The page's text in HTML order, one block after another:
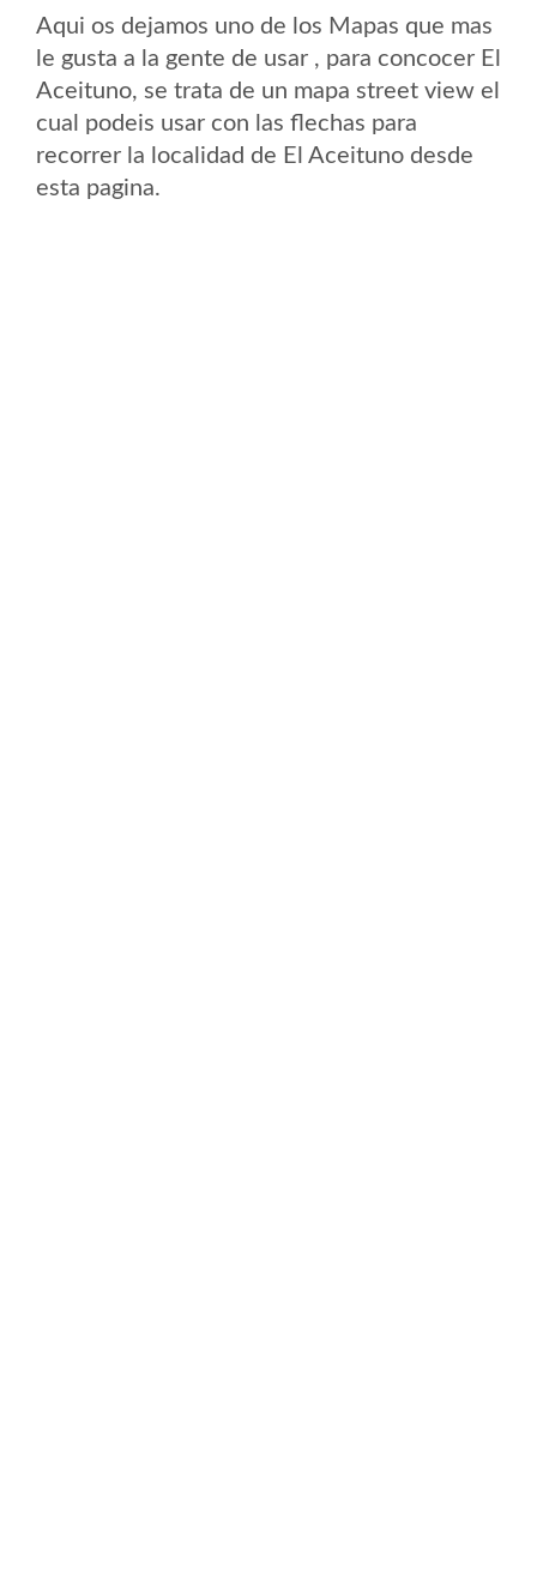
Aqui os dejamos uno de los Mapas que mas
le gusta a la gente de usar , para concocer El
Aceituno, se trata de un mapa street view el
cual podeis usar con las flechas para
recorrer la localidad de El Aceituno desde
esta pagina.